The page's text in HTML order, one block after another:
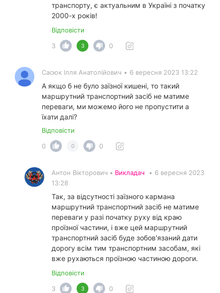
транспорту, є актуальним в Україні з початку
2000-х років!
Відповісти
3
3 0
Сасюк Ілля Анатолійович • 6 вересня 2023 13:22
А якщо б не було заїзної кишені, то такий
маршрутний транспортний засіб не матиме
переваги, ми можемо його не пропустити а
їхати далі?
Відповісти
0
0 0
Антон Вікторович • Викладач • 6 вересня 2023
13:28
Так, за відсутності заїзного кармана
маршрутний транспортний засіб не матиме
переваги у разі початку руху від краю
проїзної частини, і вже цей маршрутний
транспортний засіб буде зобов'язаний дати
дорогу всім тим транспортним засобам, які
вже рухаються проїзною частиною дороги.
Відповісти
3
3 0